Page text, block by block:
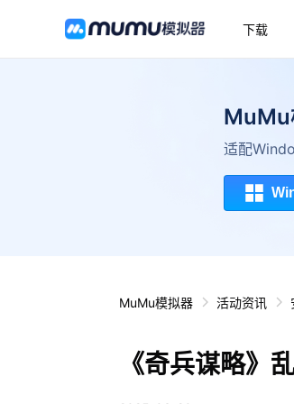
下载
MuMu
适配
MuMu模拟器 活动资讯
《奇兵谋略